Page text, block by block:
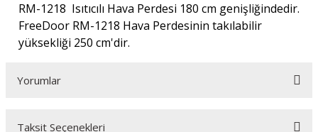
RM-1218 Isıtıcılı Hava Perdesi 180 cm genişliğindedir.
FreeDoor RM-1218 Hava Perdesinin takılabilir
yüksekliği 250 cm'dir.
Yorumlar
Taksit Seçenekleri